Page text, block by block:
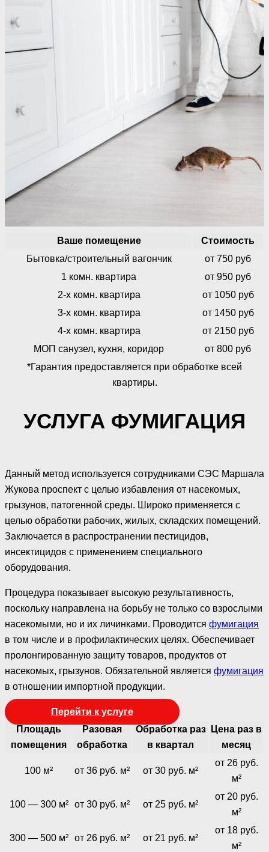
Ваше помещение
Стоимость
Бытовка/строительный вагончик
от 750 руб
1 комн. квартира
от 950 руб
2-х комн. квартира
от 1050 руб
3-х комн. квартира
от 1450 руб
4-х комн. квартира
от 2150 руб
МОП санузел, кухня, коридор
от 800 руб
*Гарантия предоставляется при обработке всей
квартиры.
УСЛУГА ФУМИГАЦИЯ
Данный метод используется сотрудниками СЭС Маршала
Жукова проспект с целью избавления от насекомых,
грызунов, патогенной среды. Широко применяется с
целью обработки рабочих, жилых, складских помещений.
Заключается в распространении пестицидов,
инсектицидов с применением специального
оборудования.
Процедура показывает высокую результативность,
поскольку направлена на борьбу не только со взрослыми
насекомыми, но и их личинками. Проводится фумигация
в том числе и в профилактических целях. Обеспечивает
пролонгированную защиту товаров, продуктов от
насекомых, грызунов. Обязательной является фумигация
в отношении импортной продукции.
Перейти к услуге
Площадь
помещения
Разовая
обработка
Обработка раз
в квартал
Цена раз в
месяц
100 м² от 36 руб. м² от 30 руб. м²
от 26 руб.
м²
100 — 300 м² от 30 руб. м² от 25 руб. м²
от 20 руб.
м²
300 — 500 м² от 26 руб. м² от 21 руб. м²
от 18 руб.
м²